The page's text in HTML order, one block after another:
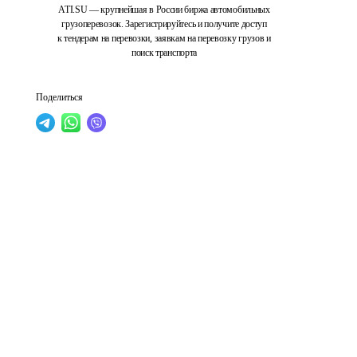
ATI.SU — крупнейшая в России биржа автомобильных
грузоперевозок. Зарегистрируйтесь и получите доступ
к тендерам на перевозки, заявкам на перевозку грузов и
поиск транспорта
Поделиться